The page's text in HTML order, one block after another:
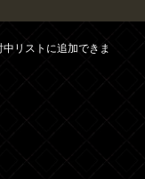
リストに追加できま